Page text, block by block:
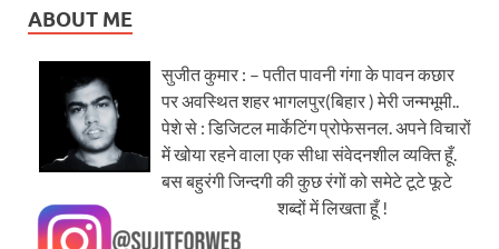
ABOUT ME
सुजीत कुमार : – पतीत पावनी गंगा के पावन कछार
पर अवस्थित शहर भागलपुर(बिहार ) मेरी जन्मभूमी..
पेशे से : डिजिटल मार्केटिंग प्रोफेसनल. अपने विचारों
में खोया रहने वाला एक सीधा संवेदनशील व्यक्ति हूँ.
बस बहुरंगी जिन्दगी की कुछ रंगों को समेटे टूटे फूटे
शब्दों में लिखता हूँ !